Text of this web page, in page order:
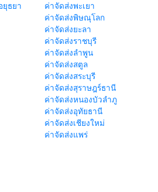
ยุธยา
ค่าจัดส่งพะเยา
ค่าจัดส่งพิษณุโลก
ค่าจัดส่งยะลา
ค่าจัดส่งราชบุรี
ค่าจัดส่งลำพูน
ค่าจัดส่งสตูล
ค่าจัดส่งสระบุรี
ค่าจัดส่งสุราษฎร์ธานี
ค่าจัดส่งหนองบัวลำภู
ค่าจัดส่งอุทัยธานี
ค่าจัดส่งเชียงใหม่
ค่าจัดส่งแพร่